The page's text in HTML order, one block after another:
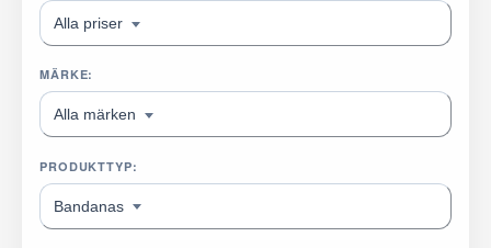
Alla priser
MÄRKE:
Alla märken
PRODUKTTYP:
Bandanas